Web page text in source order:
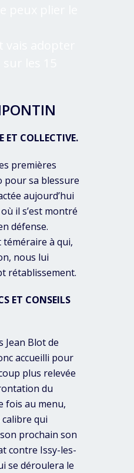
ET COLLECTIVE.
premières
pour sa blessure
aujourd’hui
il s’est montré
défense.
à qui,
nous lui
rétablissement.
ET CONSEILS
Jean Blot de
accueilli pour
plus relevée
du
fois au menu,
qui
prochain son
contre Issy-les-
se déroulera le